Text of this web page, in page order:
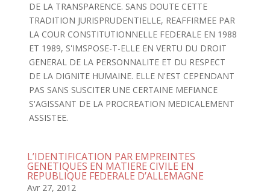
DE LA TRANSPARENCE. SANS DOUTE CETTE
TRADITION JURISPRUDENTIELLE, REAFFIRMEE PAR
LA COUR CONSTITUTIONNELLE FEDERALE EN 1988
ET 1989, S'IMSPOSE-T-ELLE EN VERTU DU DROIT
GENERAL DE LA PERSONNALITE ET DU RESPECT
DE LA DIGNITE HUMAINE. ELLE N'EST CEPENDANT
PAS SANS SUSCITER UNE CERTAINE MEFIANCE
S'AGISSANT DE LA PROCREATION MEDICALEMENT
ASSISTEE.
L’IDENTIFICATION PAR EMPREINTES
GENETIQUES EN MATIERE CIVILE EN
REPUBLIQUE FEDERALE D’ALLEMAGNE
Avr 27, 2012